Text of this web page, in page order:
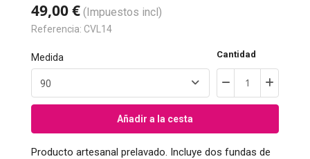
49,00 € (Impuestos incl)
Referencia: CVL14
Medida Cantidad
Añadir a la cesta
Producto artesanal prelavado. Incluye dos fundas de